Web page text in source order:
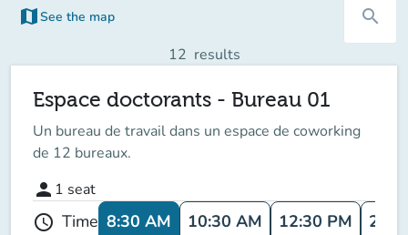
map See the map search
12 results
Espace doctorants - Bureau 01
Un bureau de travail dans un espace de coworking
de 12 bureaux.
person 1 seat
schedule Time 8:30 AM 10:30 AM 12:30 PM 2:30